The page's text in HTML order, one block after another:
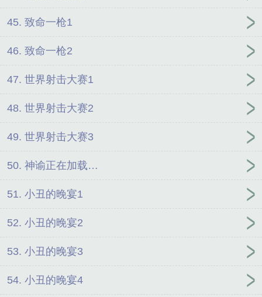
45. 致命一枪1
46. 致命一枪2
47. 世界射击大赛1
48. 世界射击大赛2
49. 世界射击大赛3
50. 神谕正在加载…
51. 小丑的晚宴1
52. 小丑的晚宴2
53. 小丑的晚宴3
54. 小丑的晚宴4